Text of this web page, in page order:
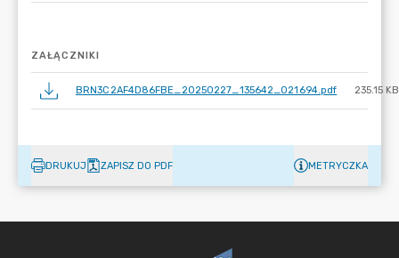
ZAŁĄCZNIKI
BRN3C2AF4D86FBE_20250227_135642_021694.pdf 235.15 KB
DRUKUJ ZAPISZ DO PDF METRYCZKA